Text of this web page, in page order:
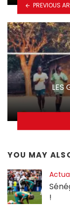
PREVIOUS
LES
YOU MAY
!